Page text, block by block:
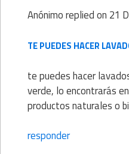
Anónimoreplied on 21
TE PUEDES HACER
te puedes hacer
verde, lo encontrarás
productos naturales o
responder